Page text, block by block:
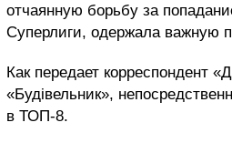
отчаянную борьбу за
Суперлиги, одержала важную
Как передает корреспондент
«Будівельник»,
в ТОП-8.